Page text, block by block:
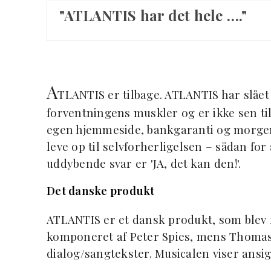
"ATLANTIS har det hele …."
ATLANTIS er tilbage. ATLANTIS har
forventningens muskler og er ikke sen
egen hjemmeside, bankgaranti og
leve op til selvforherligelsen – sådan
uddybende svar er 'JA, det kan den!'.
Det danske produkt
ATLANTIS er et dansk produkt, som
komponeret af Peter Spies, mens
dialog/sangtekster. Musicalen viser